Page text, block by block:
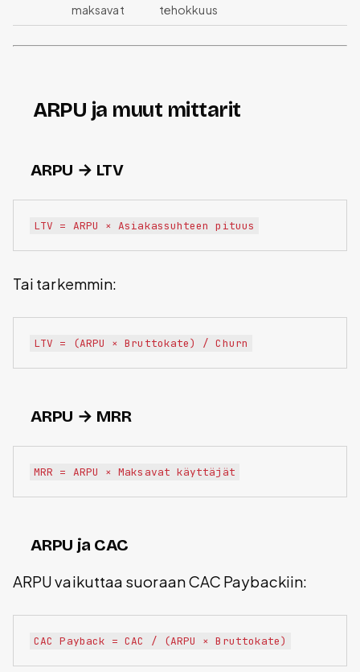
maksavat tehokkuus
ARPU ja muut mittarit
ARPU → LTV
Tai tarkemmin:
ARPU → MRR
ARPU ja CAC
ARPU vaikuttaa suoraan CAC Paybackiin: